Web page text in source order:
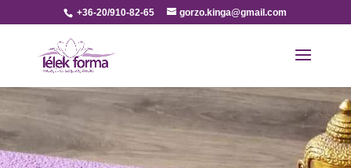
+36-20/910-82-65 gorzo.kinga@gmail.com